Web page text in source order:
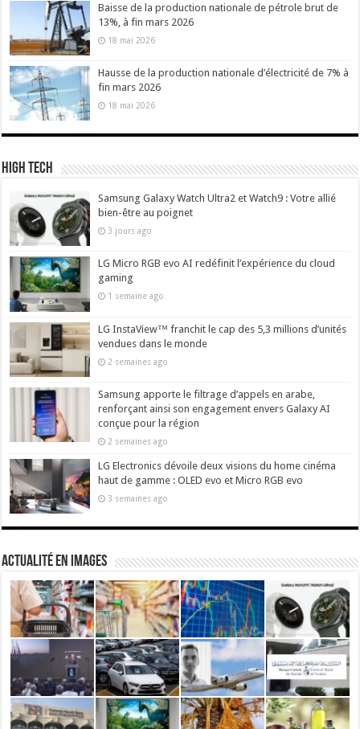
Baisse de la production nationale de pétrole brut de
13%, à fin mars 2026
18 mai 2026
Hausse de la production nationale d’électricité de 7% à
fin mars 2026
18 mai 2026
High Tech
Samsung Galaxy Watch Ultra2 et Watch9 : Votre allié
bien-être au poignet
3 jours ago
LG Micro RGB evo AI redéfinit l’expérience du cloud
gaming
1 semaine ago
LG InstaView™ franchit le cap des 5,3 millions d’unités
vendues dans le monde
2 semaines ago
Samsung apporte le filtrage d’appels en arabe,
renforçant ainsi son engagement envers Galaxy AI
conçue pour la région
2 semaines ago
LG Electronics dévoile deux visions du home cinéma
haut de gamme : OLED evo et Micro RGB evo
3 semaines ago
actualité en images